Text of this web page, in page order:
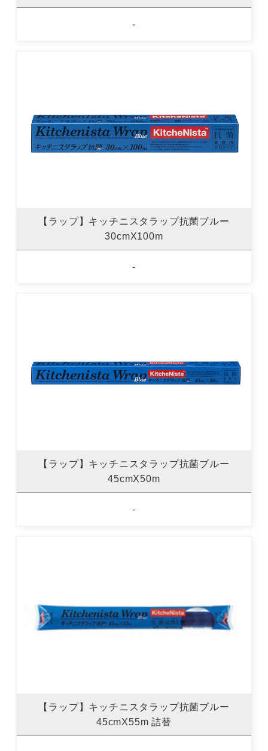
-
【ラップ】キッチニスタラップ抗菌ブルー
30cmX100m
-
【ラップ】キッチニスタラップ抗菌ブルー
45cmX50m
-
【ラップ】キッチニスタラップ抗菌ブルー
45cmX55m 詰替